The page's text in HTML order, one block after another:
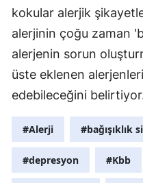
kokular alerjik
alerjinin çoğu zaman
alerjenin sorun
üste eklenen
edebileceğini
#Alerji #bağışıklık
#depresyon #Kbb